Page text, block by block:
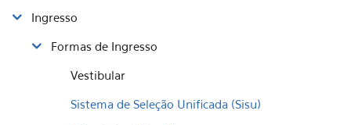
Ingresso
Formas de Ingresso
Vestibular
Sistema de Seleção Unificada (Sisu)